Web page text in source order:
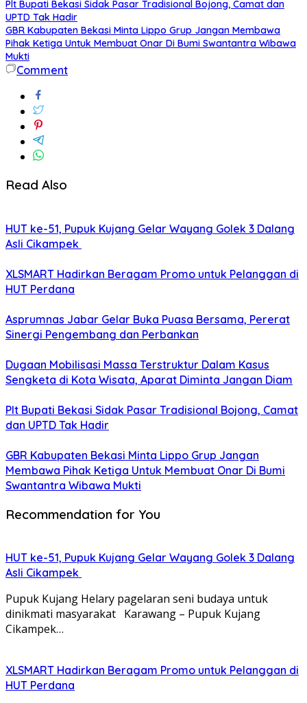
Plt Bupati Bekasi Sidak Pasar Tradisional Bojong, Camat dan
UPTD Tak Hadir
GBR Kabupaten Bekasi Minta Lippo Grup Jangan Membawa
Pihak Ketiga Untuk Membuat Onar Di Bumi Swantantra Wibawa
Mukti
Comment
Read Also
HUT ke-51, Pupuk Kujang Gelar Wayang Golek 3 Dalang
Asli Cikampek
XLSMART Hadirkan Beragam Promo untuk Pelanggan di
HUT Perdana
Asprumnas Jabar Gelar Buka Puasa Bersama, Pererat
Sinergi Pengembang dan Perbankan
Dugaan Mobilisasi Massa Terstruktur Dalam Kasus
Sengketa di Kota Wisata, Aparat Diminta Jangan Diam
Plt Bupati Bekasi Sidak Pasar Tradisional Bojong, Camat
dan UPTD Tak Hadir
GBR Kabupaten Bekasi Minta Lippo Grup Jangan
Membawa Pihak Ketiga Untuk Membuat Onar Di Bumi
Swantantra Wibawa Mukti
Recommendation for You
HUT ke-51, Pupuk Kujang Gelar Wayang Golek 3 Dalang
Asli Cikampek
Pupuk Kujang Helary pagelaran seni budaya untuk
dinikmati masyarakat Karawang – Pupuk Kujang
Cikampek…
XLSMART Hadirkan Beragam Promo untuk Pelanggan di
HUT Perdana